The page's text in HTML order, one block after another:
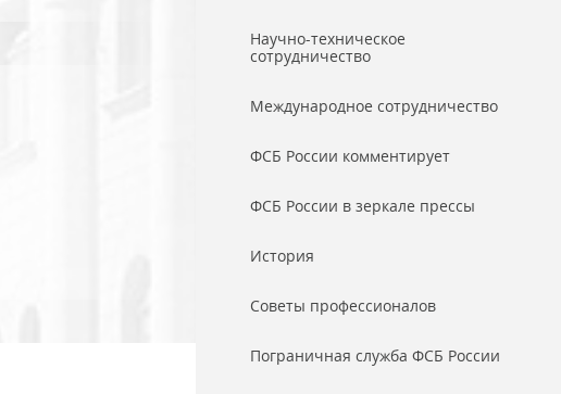
Научно-техническое
сотрудничество
Международное сотрудничество
ФСБ России комментирует
ФСБ России в зеркале прессы
История
Советы профессионалов
Пограничная служба ФСБ России